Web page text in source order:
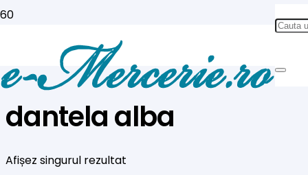
dantela alba
Afișez singurul rezultat